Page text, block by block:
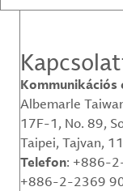
Kommunikációs
Albemarle
17F-1, No. 89,
Taipei, Tajvan,
Telefon: +886-
+886-2-2369